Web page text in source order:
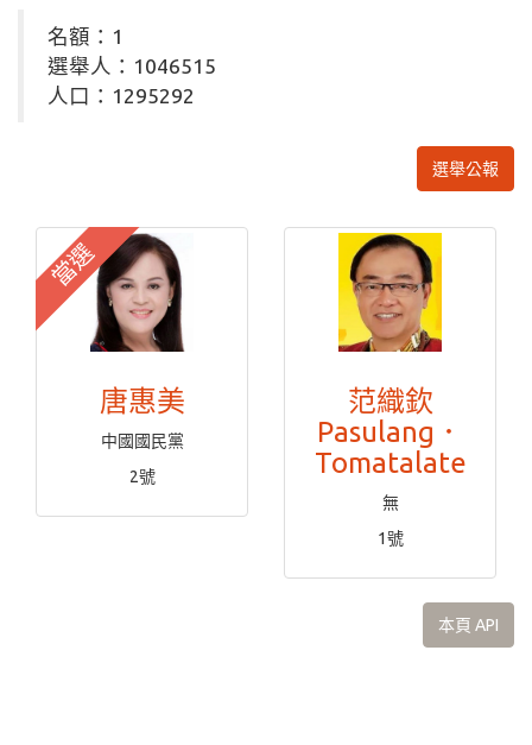
名額：1
選舉人：1046515
人口：1295292
選舉公報
當選
唐惠美
中國國民黨
2號
范織欽
Pasulang．
Tomatalate
無
1號
本頁 API